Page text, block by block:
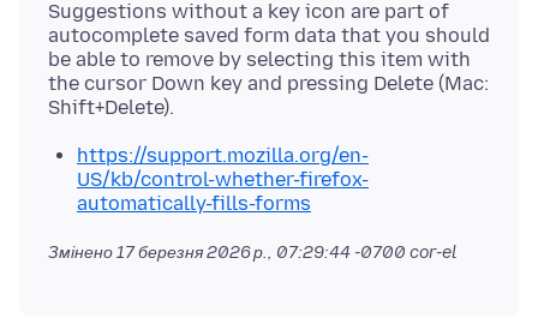
Suggestions without a key icon are part of
autocomplete saved form data that you should
be able to remove by selecting this item with
the cursor Down key and pressing Delete (Mac:
https://support.mozilla.org/en-
US/kb/control-whether-firefox-
automatically-fills-forms
Змінено17 березня 2026 р., 07:29:44 -0700 cor-el